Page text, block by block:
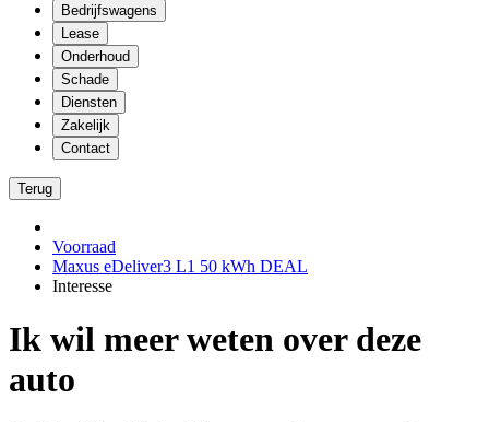
Bedrijfswagens
Lease
Onderhoud
Schade
Diensten
Zakelijk
Contact
Terug
Voorraad
Maxus eDeliver3 L1 50 kWh DEAL
Interesse
Ik wil meer weten over deze
auto